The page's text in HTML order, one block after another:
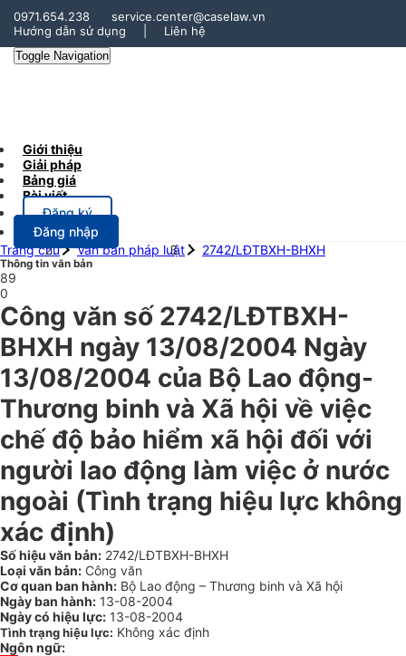
0971.654.238
service.center@caselaw.vn
Hướng dẫn sử dụng
Liên hệ
Toggle Navigation
Giới thiệu
Giải pháp
Bảng giá
Bài viết
Đăng ký
Đăng nhập
Trang chủ
Văn bản pháp luật 2742/LĐTBXH-BHXH
Thông tin văn bản
89
0
Công văn số 2742/LĐTBXH-
BHXH ngày 13/08/2004 Ngày
13/08/2004 của Bộ Lao động-
Thương binh và Xã hội về việc
chế độ bảo hiểm xã hội đối với
người lao động làm việc ở nước
ngoài (Tình trạng hiệu lực không
xác định)
Số hiệu văn bản: 2742/LĐTBXH-BHXH
Loại văn bản: Công văn
Cơ quan ban hành: Bộ Lao động – Thương binh và Xã hội
Ngày ban hành: 13-08-2004
Ngày có hiệu lực: 13-08-2004
Tình trạng hiệu lực: Không xác định
Ngôn ngữ: